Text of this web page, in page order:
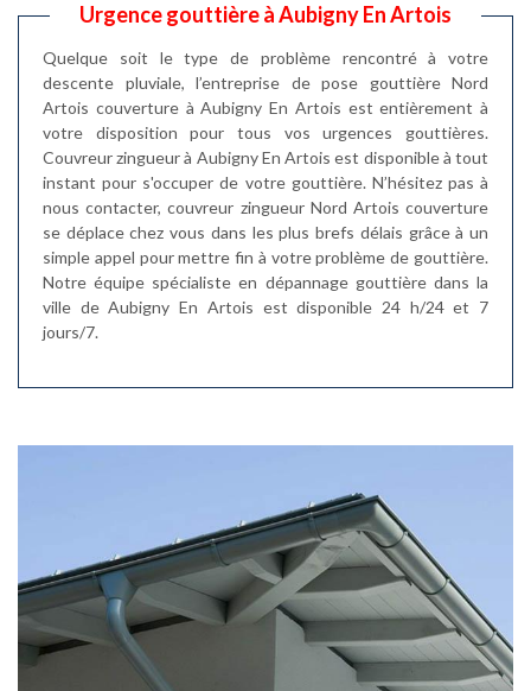
Urgence gouttière à Aubigny En Artois
Quelque soit le type de problème rencontré à votre
descente pluviale, l’entreprise de pose gouttière Nord
Artois couverture à Aubigny En Artois est entièrement à
votre disposition pour tous vos urgences gouttières.
Couvreur zingueur à Aubigny En Artois est disponible à tout
instant pour s'occuper de votre gouttière. N’hésitez pas à
nous contacter, couvreur zingueur Nord Artois couverture
se déplace chez vous dans les plus brefs délais grâce à un
simple appel pour mettre fin à votre problème de gouttière.
Notre équipe spécialiste en dépannage gouttière dans la
ville de Aubigny En Artois est disponible 24 h/24 et 7
jours/7.